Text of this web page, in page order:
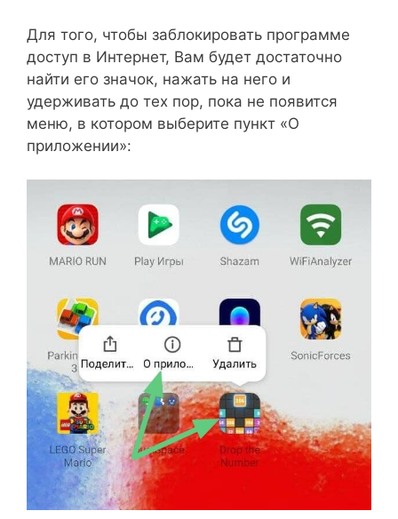
Для того, чтобы заблокировать программе
доступ в Интернет, Вам будет достаточно
найти его значок, нажать на него и
удерживать до тех пор, пока не появится
меню, в котором выберите пункт «О
приложении»: